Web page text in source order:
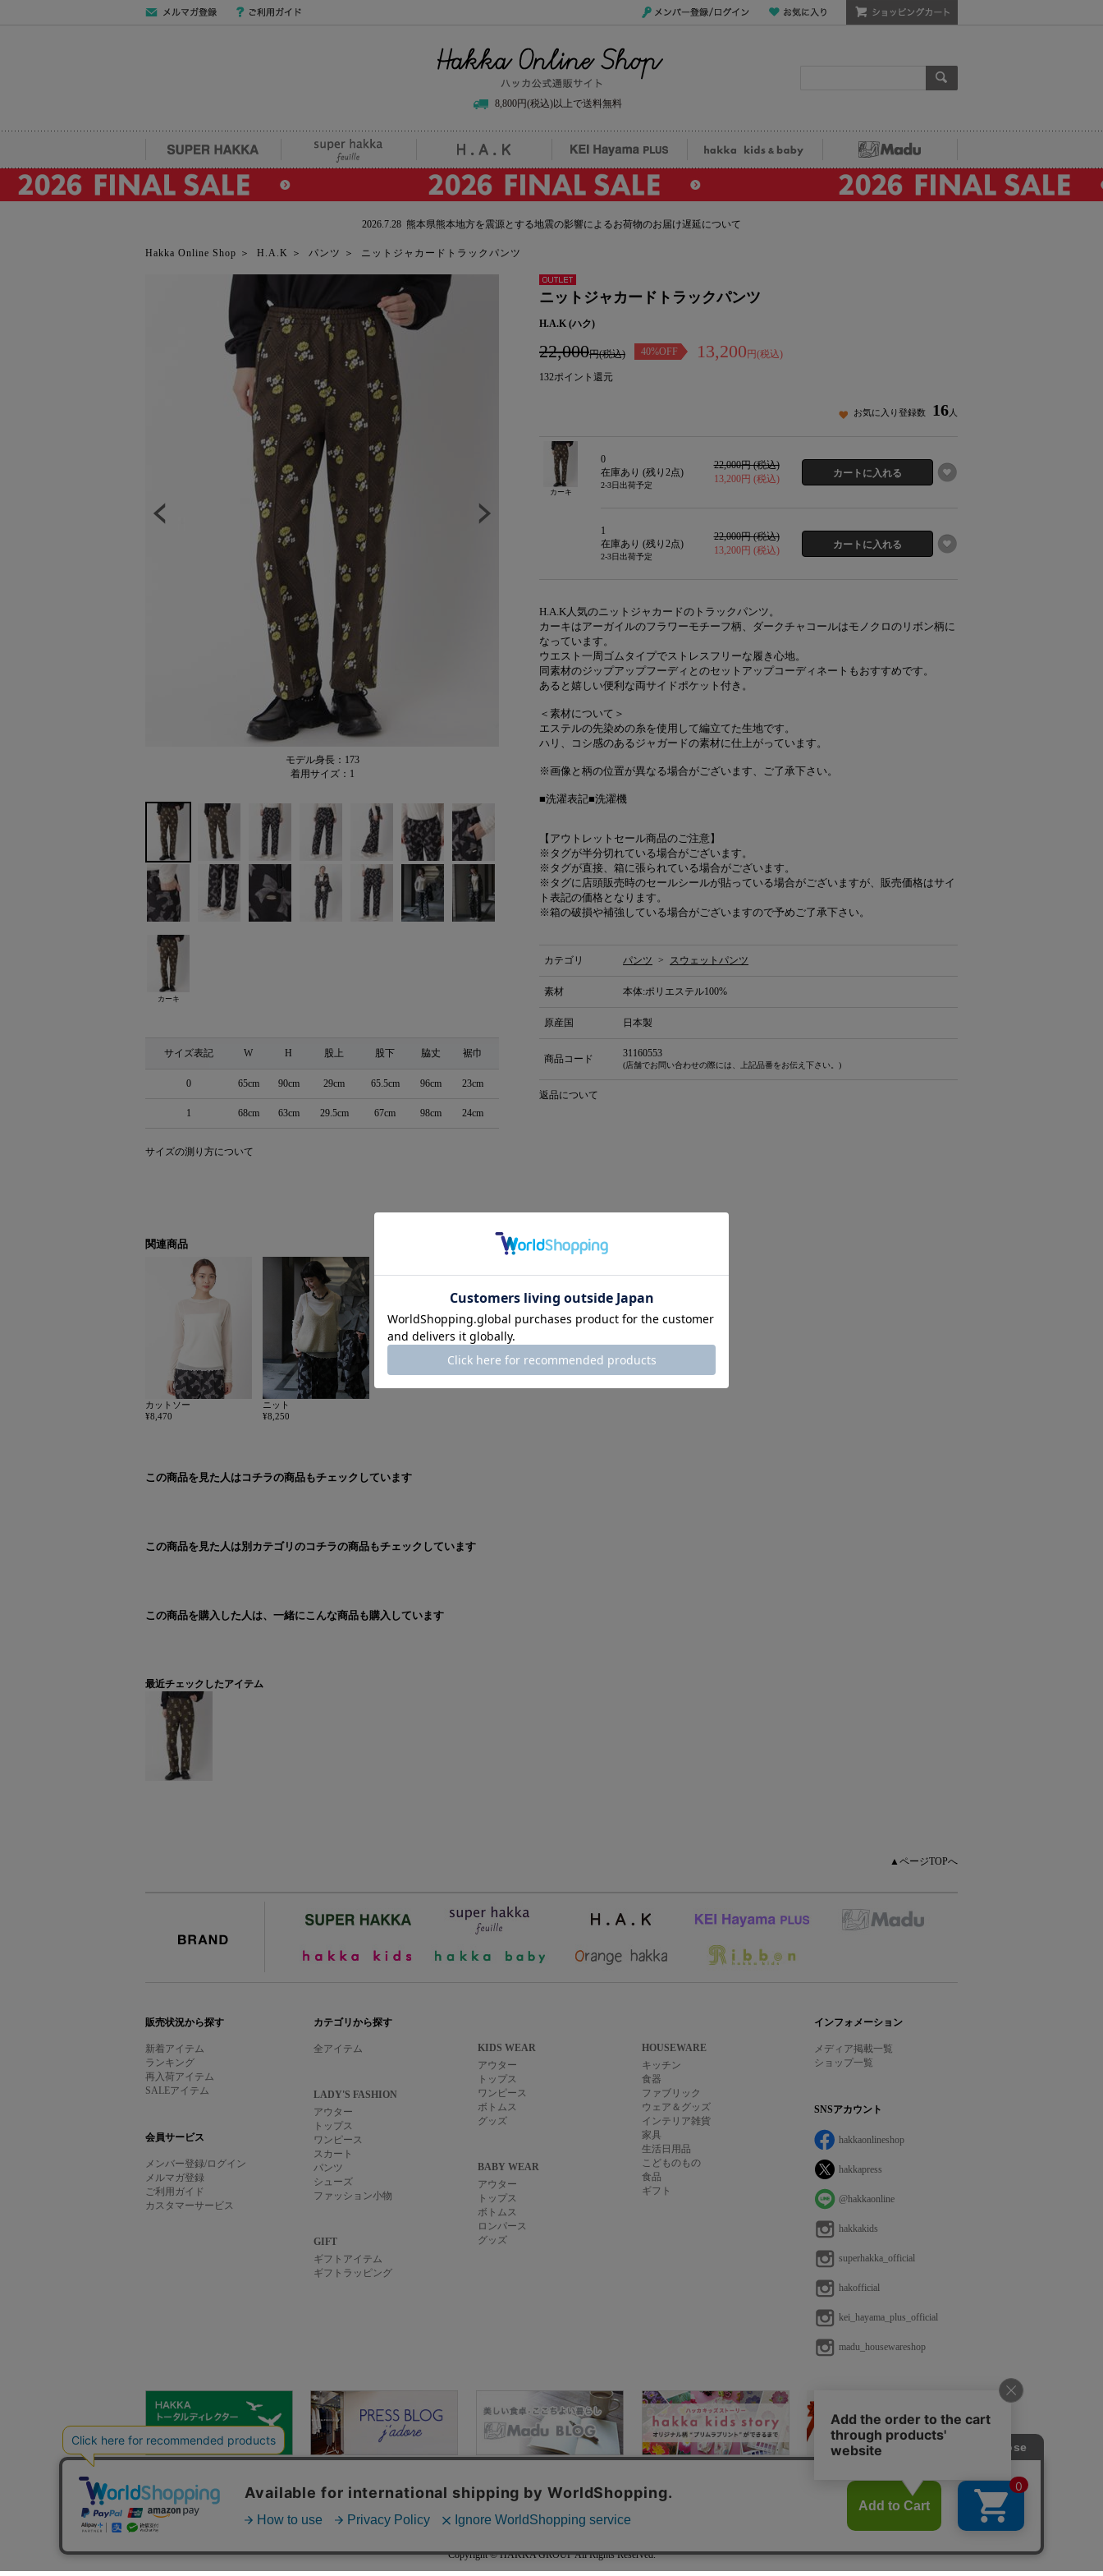
8,800円(税込)以上で送料無料
SUPER HAKKA H.A.K KEI Hayama PLUS Madu
2026.7.28 熊本県熊本地方を震源とする地震の影響によるお荷物のお届け遅延について
Hakka Online Shop ＞ H.A.K ＞ パンツ ＞ ニットジャカードトラックパンツ
モデル身長：173
着用サイズ：1
カーキ
サイズ表記 W H 股上 股下 脇丈 裾巾
0 65cm 90cm 29cm 65.5cm 96cm 23cm
1 68cm 63cm 29.5cm 67cm 98cm 24cm
サイズの測り方について
アウトレ
ット
ニットジャカードトラックパンツ
H.A.K (ハク)
22,000円(税込) 40%OFF 13,200 円(税込)
132ポイント還元
お気に入り登録数 16 人
カーキ
0
在庫あり (残り 2点)
2-3日出荷予定
22,000円 (税込)
13,200円 (税込)
1
在庫あり (残り 2点)
2-3日出荷予定
22,000円 (税込)
13,200円 (税込)
H.A.K人気のニットジャカードのトラックパンツ。
カーキはアーガイルのフラワーモチーフ柄、ダークチャコールはモノクロのリボン柄に
なっています。
ウエスト一周ゴムタイプでストレスフリーな履き心地。
同素材のジップアップフーディとのセットアップコーディネートもおすすめです。
あると嬉しい便利な両サイドポケット付き。
＜素材について＞
エステルの先染めの糸を使用して編立てた生地です。
ハリ、コシ感のあるジャガードの素材に仕上がっています。
※画像と柄の位置が異なる場合がございます、ご了承下さい。
■洗濯表記■洗濯機
【アウトレットセール商品のご注意】
※タグが半分切れている場合がございます。
※タグが直接、箱に張られている場合がございます。
※タグに店頭販売時のセールシールが貼っている場合がございますが、販売価格はサイ
ト表記の価格となります。
※箱の破損や補強している場合がございますので予めご了承下さい。
カテゴリ パンツ > スウェットパンツ
素材 本体:ポリエステル100%
原産国 日本製
商品コード 31160553
(店舗でお問い合わせの際には、上記品番をお伝え下さい。)
返品について
関連商品
カットソー
¥8,470
ニット
¥8,250
この商品を見た人はコチラの商品もチェックしています
この商品を見た人は別カテゴリのコチラの商品もチェックしています
この商品を購入した人は、一緒にこんな商品も購入しています
最近チェックしたアイテム
▲ページTOPへ
販売状況から探す
新着アイテム
ランキング
再入荷アイテム
SALEアイテム
会員サービス
メンバー登録/ログイン
メルマガ登録
ご利用ガイド
カスタマーサービス
カテゴリから探す
全アイテム
LADY'S FASHION
アウター
トップス
ワンピース
スカート
パンツ
シューズ
ファッション小物
GIFT
ギフトアイテム
ギフトラッピング
KIDS WEAR
アウター
トップス
ワンピース
ボトムス
グッズ
BABY WEAR
アウター
トップス
ボトムス
ロンパース
グッズ
HOUSEWARE
キッチン
食器
ファブリック
ウェア＆グッズ
インテリア雑貨
家具
生活日用品
こどものもの
食品
ギフト
インフォメーション
メディア掲載一覧
ショップ一覧
SNSアカウント
hakkaonlineshop
hakkapress
@hakkaonline
hakkakids
superhakka_official
hakofficial
kei_hayama_plus_official
madu_housewareshop
お客様お問い合わせ プライバシーポリシー 免責事項
Copyright © HAKKA GROUP All Rights Reserved.